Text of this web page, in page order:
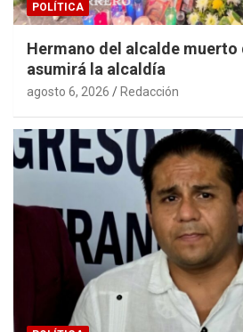
POLÍTICA
Hermano del alcalde
asumirá la alcaldía
agosto 6, 2026 Redacción